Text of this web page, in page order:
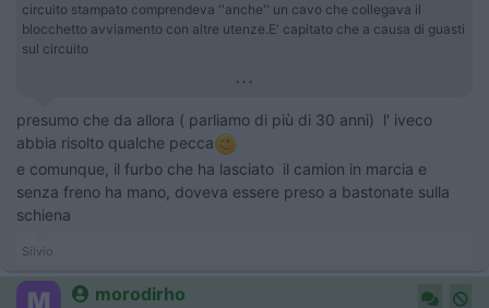
circuito stampato comprendeva ''anche'' un cavo che collegava il
blocchetto avviamento con altre utenze.E' capitato che a causa di guasti
sul circuito
...
presumo che da allora ( parliamo di più di 30 anni) l' iveco
abbia risolto qualche pecca
e comunque, il furbo che ha lasciato il camion in marcia e
senza freno ha mano, doveva essere preso a bastonate sulla
schiena
Silvio
morodirho